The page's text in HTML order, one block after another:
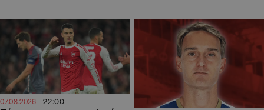
07.08.2026 22:00